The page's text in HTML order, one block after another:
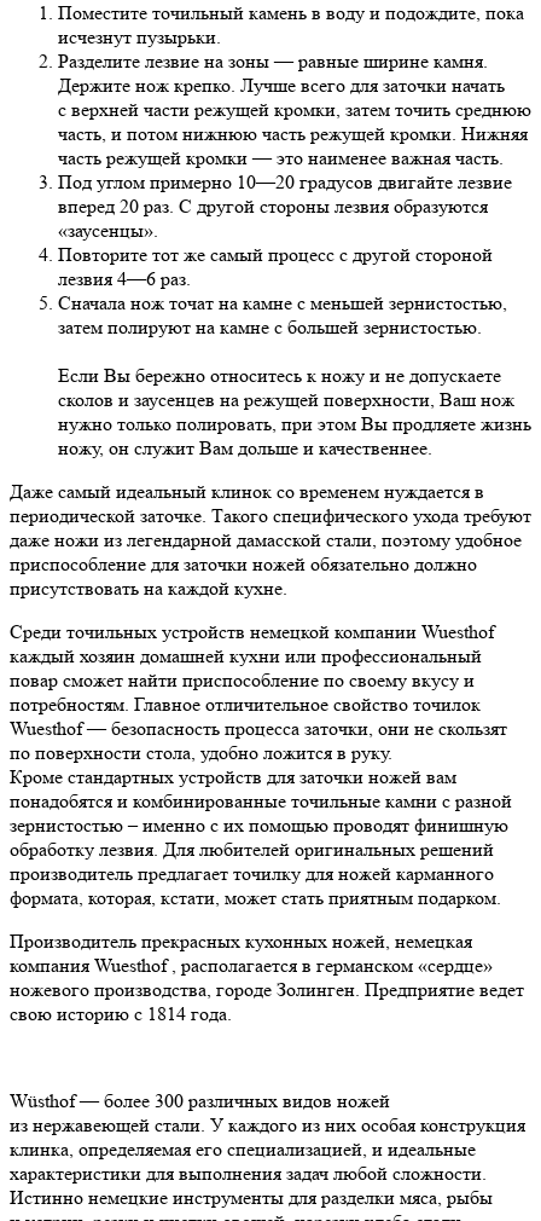
Поместите точильный камень в воду и подождите, пока
исчезнут пузырьки.
Разделите лезвие на зоны — равные ширине камня.
Держите нож крепко. Лучше всего для заточки начать
с верхней части режущей кромки, затем точить среднюю
часть, и потом нижнюю часть режущей кромки. Нижняя
часть режущей кромки — это наименее важная часть.
Под углом примерно 10—20 градусов двигайте лезвие
вперед 20 раз. С другой стороны лезвия образуются
«заусенцы».
Повторите тот же самый процесс с другой стороной
лезвия 4—6 раз.
Сначала нож точат на камне с меньшей зернистостью,
затем полируют на камне с большей зернистостью.
Если Вы бережно относитесь к ножу и не допускаете
сколов и заусенцев на режущей поверхности, Ваш нож
нужно только полировать, при этом Вы продляете жизнь
ножу, он служит Вам дольше и качественнее.
Даже самый идеальный клинок со временем нуждается в
периодической заточке. Такого специфического ухода требуют
даже ножи из легендарной дамасской стали, поэтому удобное
приспособление для заточки ножей обязательно должно
присутствовать на каждой кухне.
Среди точильных устройств немецкой компании Wuesthof
каждый хозяин домашней кухни или профессиональный
повар сможет найти приспособление по своему вкусу и
потребностям. Главное отличительное свойство точилок
Wuesthof — безопасность процесса заточки, они не скользят
по поверхности стола, удобно ложится в руку.
Кроме стандартных устройств для заточки ножей вам
понадобятся и комбинированные точильные камни с разной
зернистостью – именно с их помощью проводят финишную
обработку лезвия. Для любителей оригинальных решений
производитель предлагает точилку для ножей карманного
формата, которая, кстати, может стать приятным подарком.
Производитель прекрасных кухонных ножей, немецкая
компания Wuesthof , располагается в германском «сердце»
ножевого производства, городе Золинген. Предприятие ведет
свою историю с 1814 года.
Wüsthof — более 300 различных видов ножей
из нержавеющей стали. У каждого из них особая конструкция
клинка, определяемая его специализацией, и идеальные
характеристики для выполнения задач любой сложности.
Истинно немецкие инструменты для разделки мяса, рыбы